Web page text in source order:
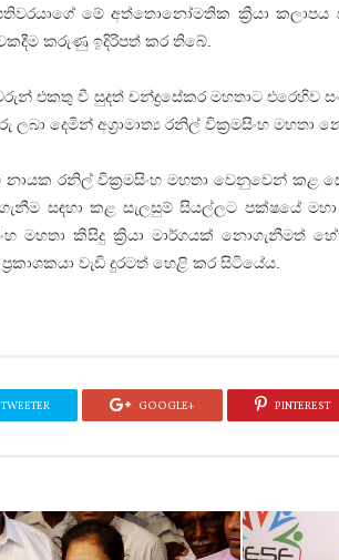
මේ අත්තොනෝමතික ක්‍රියා කලාපය
කරුණු ඉදිරිපත් කර තිබේ.
එකතු වී සුදත් චන්ද්‍රසේකර මහතාට එරෙහිව
දෙමින් අග්‍රාමාත්‍ය රනිල් වික්‍රමසිංහ මහතා
රනිල් වික්‍රමසිංහ මහතා වෙනුවෙන් කළ
සඳහා කළ සැලසුම් සියල්ලට පක්ෂයේ මහා
මහතා කිසිදු ක්‍රියා මාර්ගයක් නොගැනීමත්
වැඩි දුරටත් හෙළි කර සිටියේය.
TWEETER GOOGLE+ PINTEREST